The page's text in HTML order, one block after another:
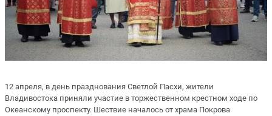
12 апреля, в день празднования Светлой Пасхи, жители
Владивостока приняли участие в торжественном крестном ходе по
Океанскому проспекту. Шествие началось от храма Покрова